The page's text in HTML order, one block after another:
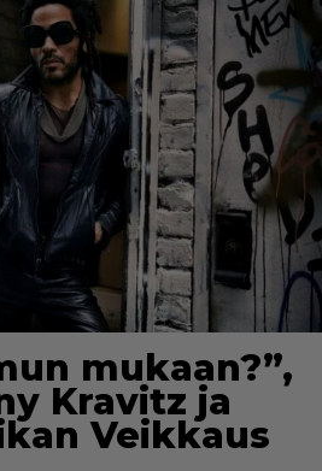
mukaan?”,
Kravitz ja
Veikkaus